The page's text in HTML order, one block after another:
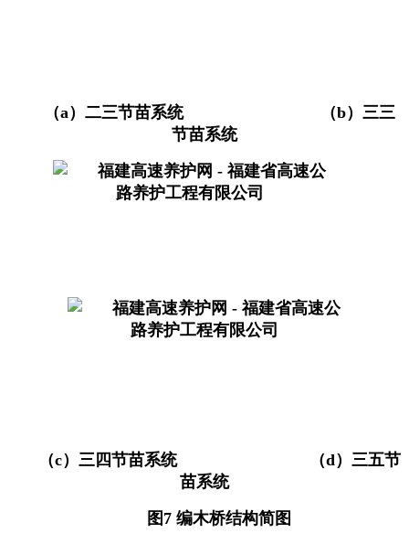
（a）二三节苗系统 （b）三三
节苗系统
（c）三四节苗系统 （d）三五节
苗系统
图 7 编木桥结构简图